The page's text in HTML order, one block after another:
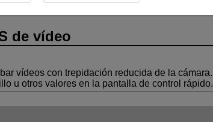
de vídeo
vídeos con trepidación reducida de la cámara.
u otros valores en la pantalla de control rápido.